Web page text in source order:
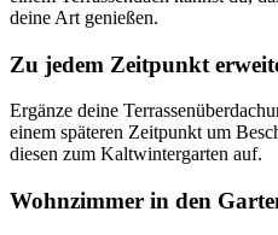
deine Art genießen.
Zu jedem Zeitpunkt
Ergänze deine
einem späteren Zeitpunkt um
diesen zum Kaltwintergarten auf.
Wohnzimmer in den